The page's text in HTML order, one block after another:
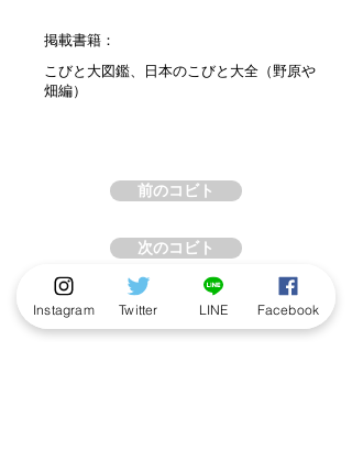
掲載書籍：
こびと大図鑑、日本のこびと大全（野原や
畑編）
前のコビト
次のコビト
Instagram Twitter LINE Facebook